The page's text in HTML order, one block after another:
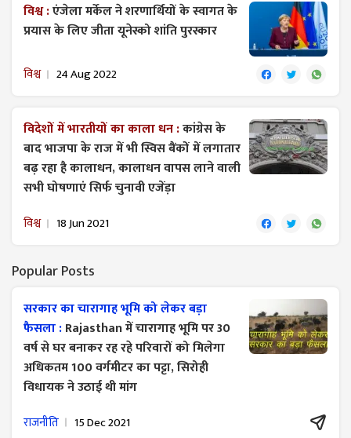
विश्व :एंजेला मर्केल ने शरणार्थियों के स्वागत के
प्रयास के लिए जीता यूनेस्को शांति पुरस्कार
विश्व 24 Aug 2022
विदेशों में भारतीयों का काला धन :कांग्रेस के
बाद भाजपा के राज में भी स्विस बैंकों में लगातार
बढ़ रहा है कालाधन, कालाधन वापस लाने वाली
सभी घोषणाएं सिर्फ चुनावी एजेंड़ा
विश्व 18 Jun 2021
Popular Posts
सरकार का चारागाह भूमि को लेकर बड़ा
फैसला :Rajasthan में चारागाह भूमि पर 30
वर्ष से घर बनाकर रह रहे परिवारों को मिलेगा
अधिकतम 100 वर्गमीटर का पट्टा, सिरोही
विधायक ने उठाई थी मांग
राजनीति 15 Dec 2021